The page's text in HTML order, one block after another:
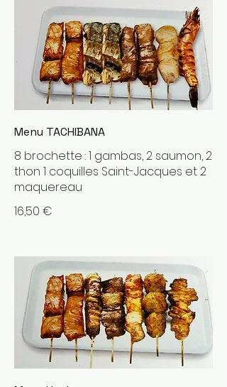
Menu TACHIBANA
8 brochette : 1 gambas, 2 saumon, 2
thon 1 coquilles Saint-Jacques et 2
maquereau
16,50 €